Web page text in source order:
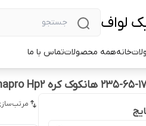
لواف
خانههمه محصولاتتماس با ما